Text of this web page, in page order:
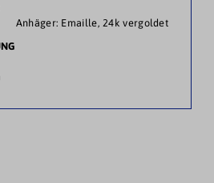
vergoldet
24k vergoldet